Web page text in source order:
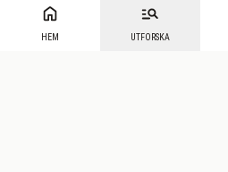
HEM UTFORSKA